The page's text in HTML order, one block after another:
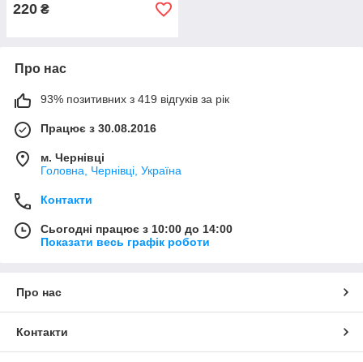
220 ₴
Про нас
93% позитивних з 419 відгуків за рік
Працює з 30.08.2016
м. Чернівці
Головна, Чернівці, Україна
Контакти
Сьогодні працює з 10:00 до 14:00
Показати весь графік роботи
Про нас
Контакти